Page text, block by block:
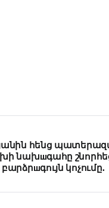
հենց
նախшգահը
կոչումը․